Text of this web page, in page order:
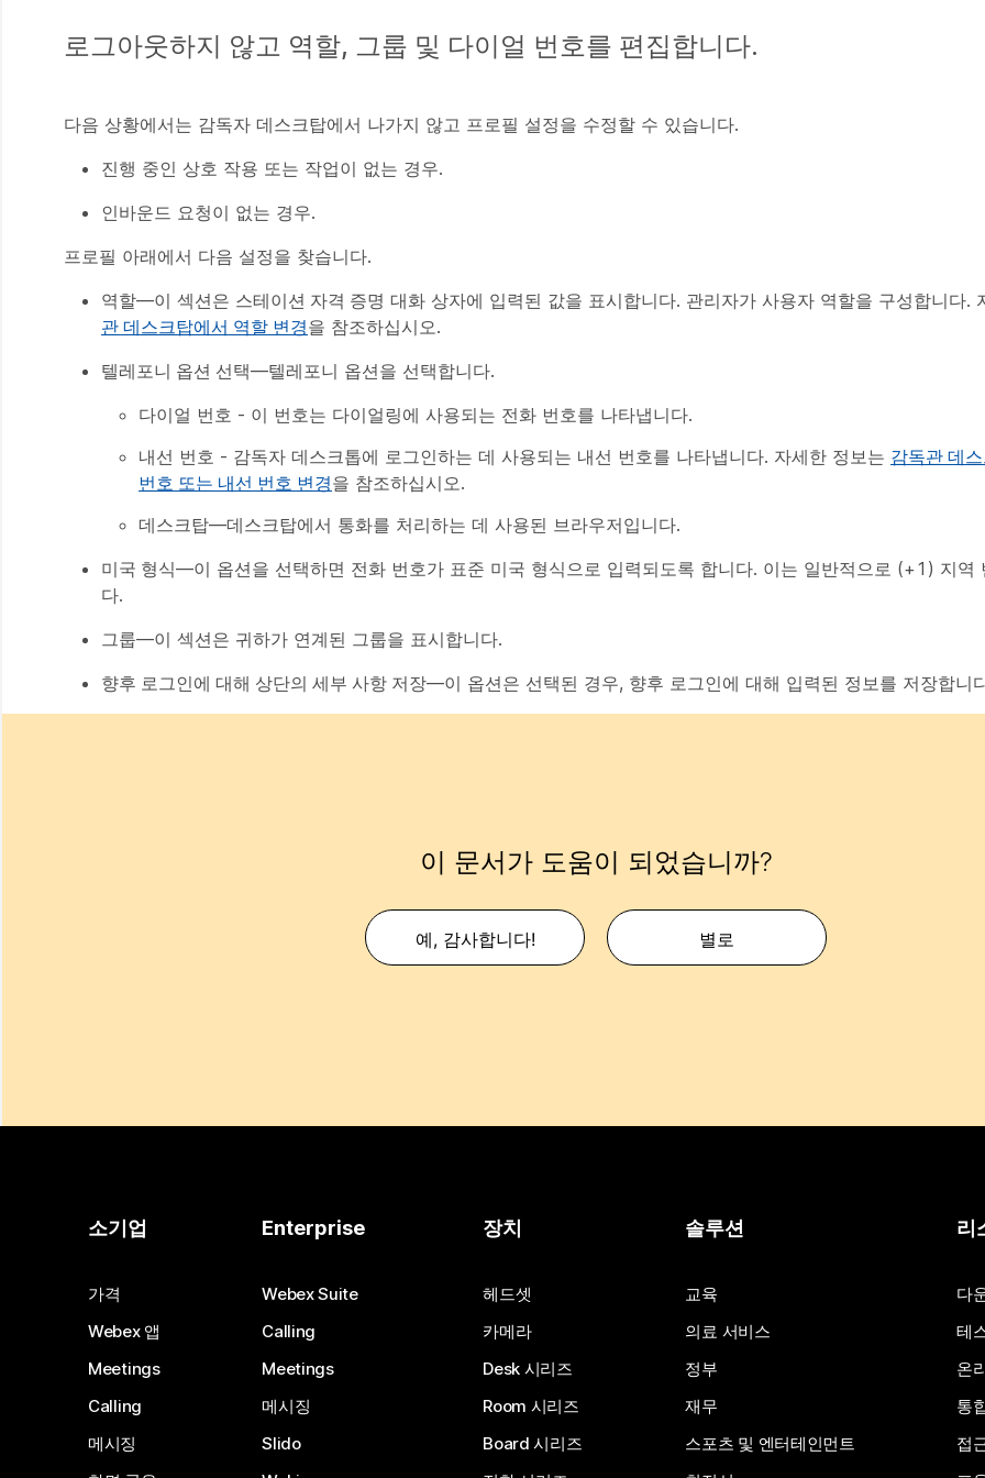
로그아웃하지 않고 역할, 그룹 및 다이얼 번호를 편집합니다.
다음 상황에서는 감독자 데스크탑에서 나가지 않고 프로필 설정을 수정할 수 있습니다.
진행 중인 상호 작용 또는 작업이 없는 경우.
인바운드 요청이 없는 경우.
프로필 아래에서 다음 설정을 찾습니다.
역할—이 섹션은 스테이션 자격 증명 대화 상자에 입력된 값을 표시합니다. 관리자가 사용자 역할을 구성합니다.
관 데스크탑에서 역할 변경을 참조하십시오.
텔레포니 옵션 선택—텔레포니 옵션을 선택합니다.
다이얼 번호 - 이 번호는 다이얼링에 사용되는 전화 번호를 나타냅니다.
내선 번호 - 감독자 데스크톱에 로그인하는 데 사용되는 내선 번호를 나타냅니다. 자세한 정보는 감독관 데
번호 또는 내선 번호 변경을 참조하십시오.
데스크탑—데스크탑에서 통화를 처리하는 데 사용된 브라우저입니다.
미국 형식—이 옵션을 선택하면 전화 번호가 표준 미국 형식으로 입력되도록 합니다. 이는 일반적으로 (+1) 지역
다.
그룹—이 섹션은 귀하가 연계된 그룹을 표시합니다.
향후 로그인에 대해 상단의 세부 사항 저장—이 옵션은 선택된 경우, 향후 로그인에 대해 입력된 정보를 저장합니
이 문서가 도움이 되었습니까?
예, 감사합니다! 별로
소기업
가격
Webex 앱
Meetings
Calling
메시징
Enterprise
Webex Suite
Calling
Meetings
메시징
Slido
장치
헤드셋
카메라
Desk 시리즈
Room 시리즈
Board 시리즈
솔루션
교육
의료 서비스
정부
재무
스포츠 및 엔터테인먼트
리
다
테
온
통
접